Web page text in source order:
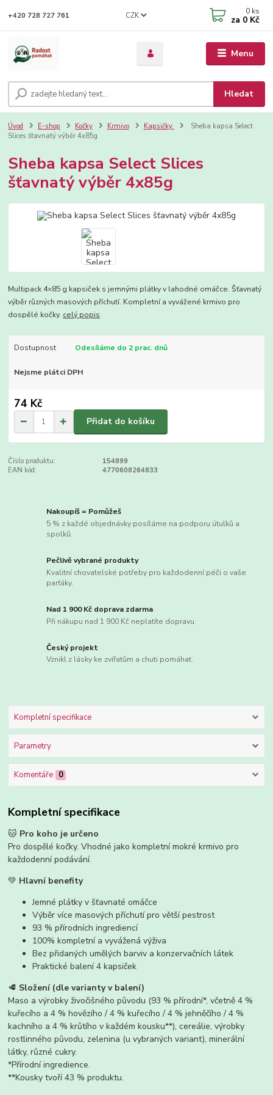
Menu
CZK
Hledat
+420 728 727 761 0 ks
za 0 Kč
Úvod E-shop Kočky Krmivo Kapsičky
Sheba kapsa Select
Slices šťavnatý výběr 4x85g
Sheba kapsa Select Slices
šťavnatý výběr 4x85g
Multipack 4×85 g kapsiček s jemnými plátky v lahodné omáčce. Šťavnatý
výběr různých masových příchutí. Kompletní a vyvážené krmivo pro
dospělé kočky. celý popis
Dostupnost Odesíláme do 2 prac. dnů
Nejsme plátci DPH
74 Kč
Přidat do košíku
Číslo produktu:
154899
EAN kód:
4770608264833
Nakoupíš = Pomůžeš
5 % z každé objednávky posíláme na podporu útulků a
spolků.
Pečlivě vybrané produkty
Kvalitní chovatelské potřeby pro každodenní péči o vaše
parťáky.
Nad 1 900 Kč doprava zdarma
Při nákupu nad 1 900 Kč neplatíte dopravu.
Český projekt
Vznikl z lásky ke zvířatům a chuti pomáhat.
Kompletní specifikace
Parametry
Komentáře 0
Kompletní specifikace
🐱 Pro koho je určeno
Pro dospělé kočky. Vhodné jako kompletní mokré krmivo pro
každodenní podávání.
💚 Hlavní benefity
Jemné plátky v šťavnaté omáčce
Výběr více masových příchutí pro větší pestrost
93 % přírodních ingrediencí
100% kompletní a vyvážená výživa
Bez přidaných umělých barviv a konzervačních látek
Praktické balení 4 kapsiček
🥩 Složení (dle varianty v balení)
Maso a výrobky živočišného původu (93 % přírodní*, včetně 4 %
kuřecího a 4 % hovězího / 4 % kuřecího / 4 % jehněčího / 4 %
kachního a 4 % krůtího v každém kousku**), cereálie, výrobky
rostlinného původu, zelenina (u vybraných variant), minerální
látky, různé cukry.
*Přírodní ingredience.
**Kousky tvoří 43 % produktu.